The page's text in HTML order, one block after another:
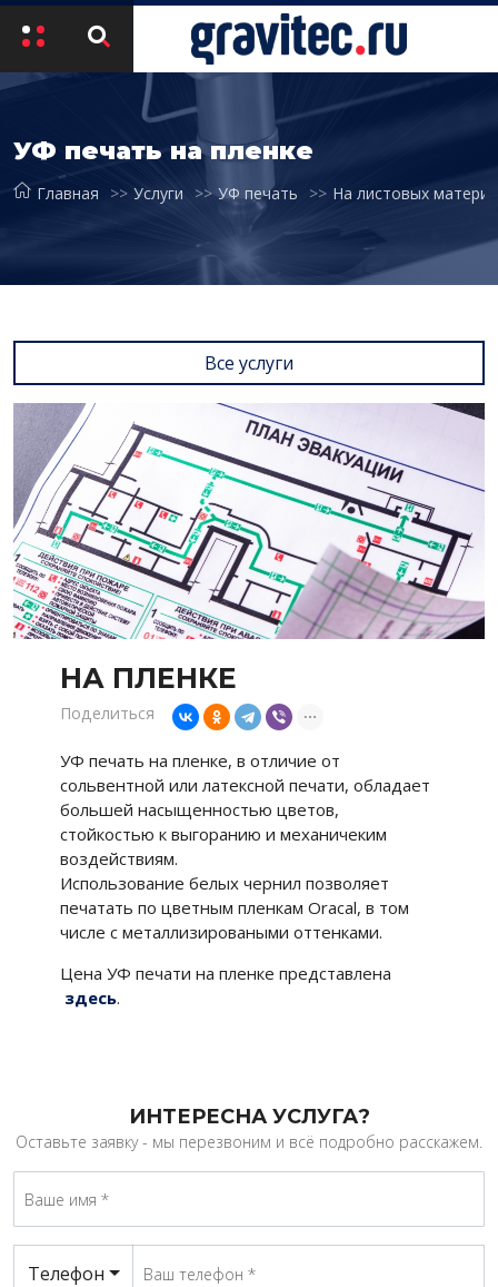
УФ печать на пленке
Главная Услуги УФ печать На листовых
Все услуги
НА ПЛЕНКЕ
Поделиться
УФ печать на пленке, в отличие от
сольвентной или латексной печати, обладает
большей насыщенностью цветов,
стойкостью к выгоранию и механичеким
воздействиям.
Использование белых чернил позволяет
печатать по цветным пленкам Oracal, в том
числе с металлизироваными оттенками.
Цена УФ печати на пленке представлена
здесь.
ИНТЕРЕСНА УСЛУГА?
Оставьте заявку - мы перезвоним и всё подробно расскажем.
Телефон